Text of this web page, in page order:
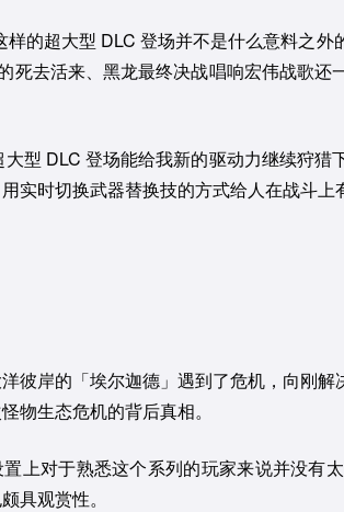
的超大型 DLC 登场并不是什么意料之
去活来、黑龙最终决战唱响宏伟战歌
型 DLC 登场能给我新的驱动力继续狩
时切换武器替换技的方式给人在战斗
岸的「埃尔迦德」遇到了危机，向刚
物生态危机的背后真相。
上对于熟悉这个系列的玩家来说并没有
具观赏性。